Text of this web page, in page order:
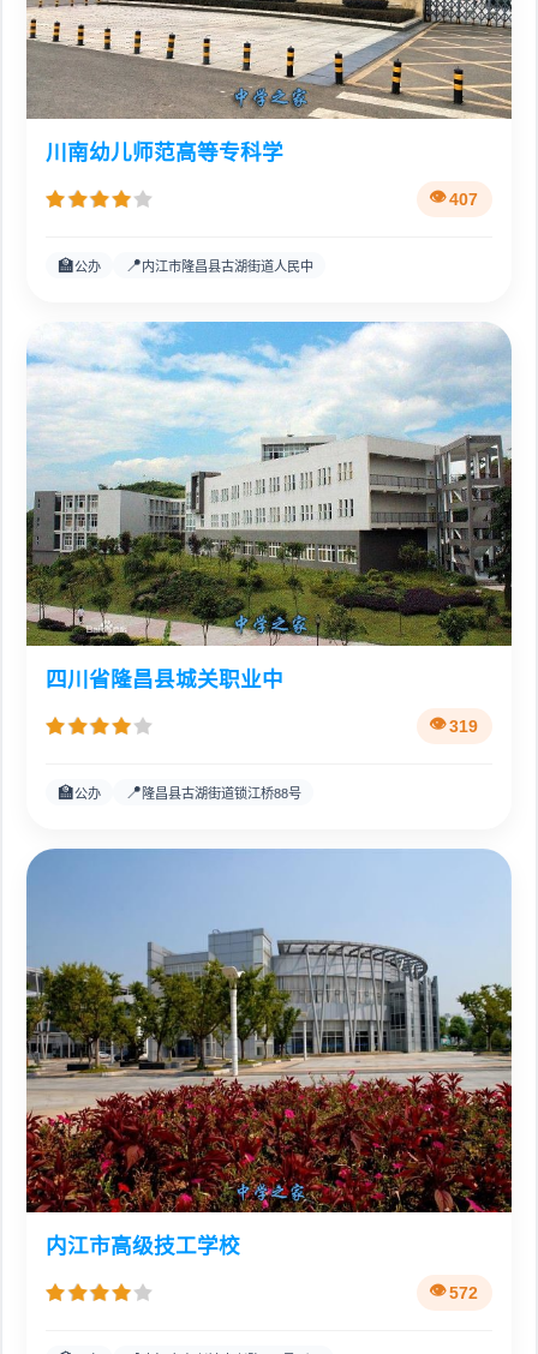
川南幼儿师范高等专科学
407
🏫公办 📍 内江市隆昌县古湖街道人民中
四川省隆昌县城关职业中
319
🏫公办 📍 隆昌县古湖街道锁江桥88号
内江市高级技工学校
572